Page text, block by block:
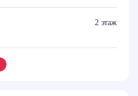
2 этаж